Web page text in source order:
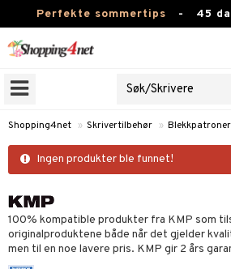
Perfekte sommertips - 45
Skjønnhet
Kontaktlinser
Helsekost
Fitness
Hjem & innredning
Shopping4net » Skrivertilbehør » Blekkpatroner
Ingen produkter ble funnet!
100% kompatible produkter fra KMP som
originalproduktene både når det gjelder
men til en noe lavere pris. KMP gir 2 års
& svar